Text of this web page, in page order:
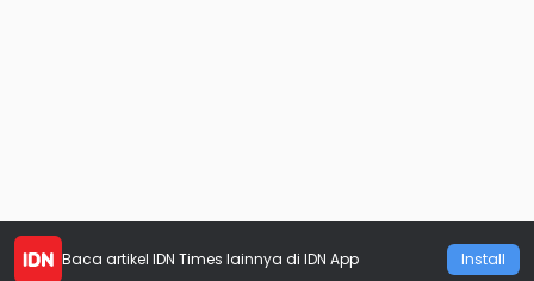
Baca artikel IDN Times lainnya di IDN App Install